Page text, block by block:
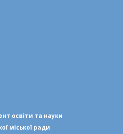
освіти та науки
міської ради